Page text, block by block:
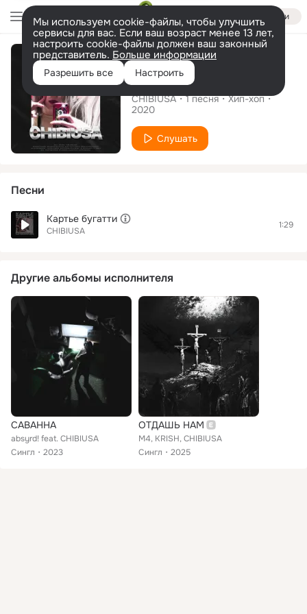
Войти
Мы используем cookie-файлы, чтобы улучшить
сервисы для вас. Если ваш возраст менее 13 лет,
настроить cookie-файлы должен ваш законный
представитель. Больше информации
Разрешить все Настроить
Сингл
Картье бугатти
CHIBIUSA 1песня
Хип-хоп
2020
Слушать
Песни
Картье бугатти
CHIBIUSA
1:29
Другие альбомы исполнителя
САВАННА
absyrd! feat. CHIBIUSA
Сингл
2023
ОТДАШЬ НАМ
M4, KRISH, CHIBIUSA
Сингл
2025